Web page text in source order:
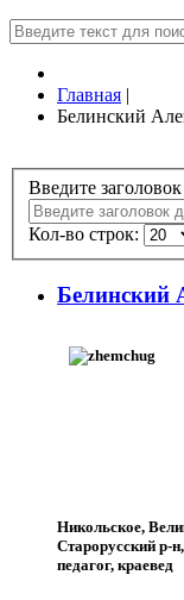
Главная |
Белинский
Введите
Кол-во строк:
Белинский
Никольское,
Старорусский р-
педагог, краевед